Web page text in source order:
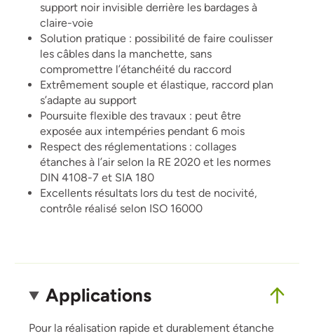
support noir invisible derrière les bardages à
claire-voie
Solution pratique : possibilité de faire coulisser
les câbles dans la manchette, sans
compromettre l’étanchéité du raccord
Extrêmement souple et élastique, raccord plan
s’adapte au support
Poursuite flexible des travaux : peut être
exposée aux intempéries pendant 6 mois
Respect des réglementations : collages
étanches à l’air selon la RE 2020 et les normes
DIN 4108-7 et SIA 180
Excellents résultats lors du test de nocivité,
contrôle réalisé selon ISO 16000
Applications
Pour la réalisation rapide et durablement étanche